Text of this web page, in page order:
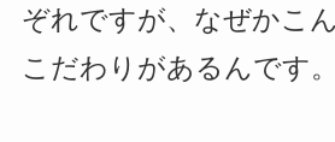
ぞれですが、なぜかこ
こだわりがあるんです。